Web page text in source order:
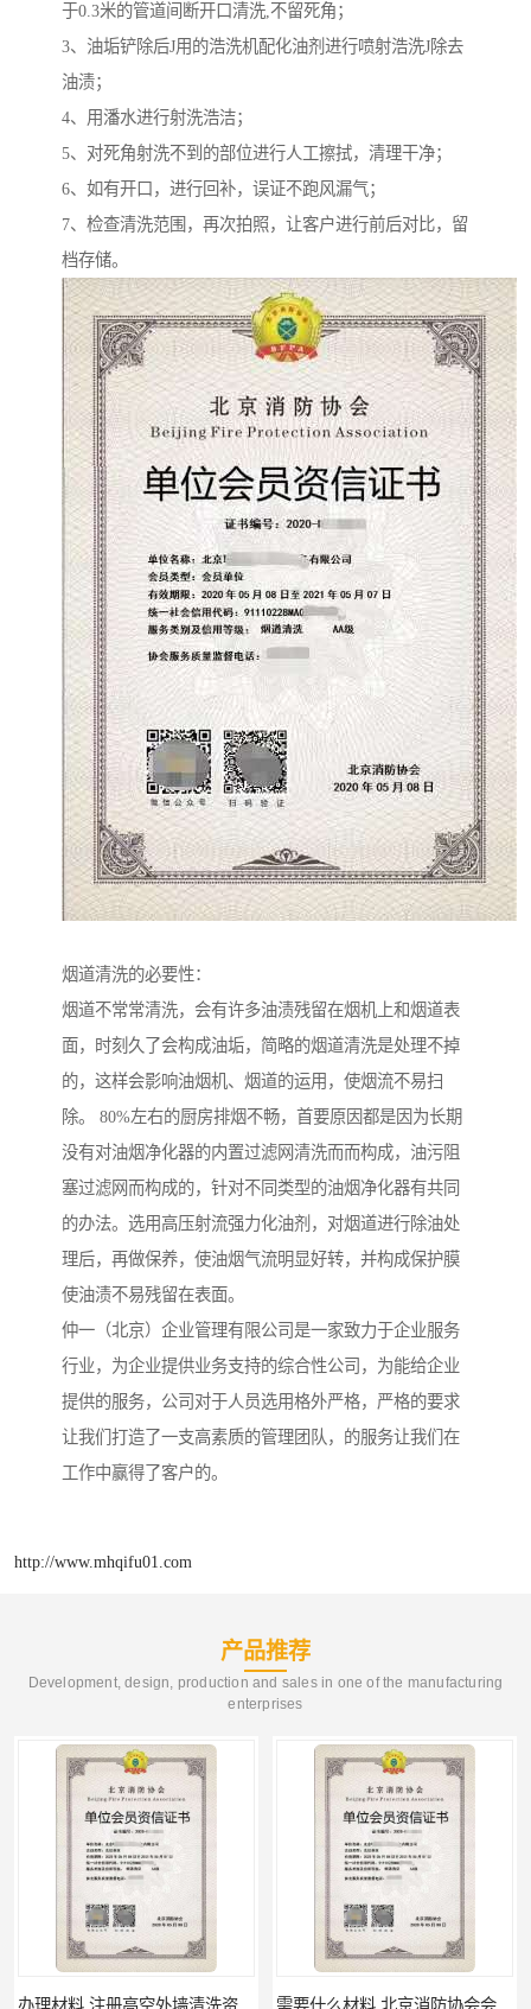
于0.3米的管道间断开口清洗,不留死角；
3、油垢铲除后J用的浩洗机配化油剂进行喷射浩洗J除去
油渍；
4、用潘水进行射洗浩洁；
5、对死角射洗不到的部位进行人工擦拭，清理干净；
6、如有开口，进行回补，误证不跑风漏气；
7、检查清洗范围，再次拍照，让客户进行前后对比，留
档存储。
烟道清洗的必要性：
烟道不常常清洗，会有许多油渍残留在烟机上和烟道表
面，时刻久了会构成油垢，简略的烟道清洗是处理不掉
的，这样会影响油烟机、烟道的运用，使烟流不易扫
除。 80%左右的厨房排烟不畅，首要原因都是因为长期
没有对油烟净化器的内置过滤网清洗而而构成，油污阻
塞过滤网而构成的，针对不同类型的油烟净化器有共同
的办法。选用高压射流强力化油剂，对烟道进行除油处
理后，再做保养，使油烟气流明显好转，并构成保护膜
使油渍不易残留在表面。
仲一（北京）企业管理有限公司是一家致力于企业服务
行业，为企业提供业务支持的综合性公司，为能给企业
提供的服务，公司对于人员选用格外严格，严格的要求
让我们打造了一支高素质的管理团队，的服务让我们在
工作中赢得了客户的。
http://www.mhqifu01.com
产品推荐
Development, design, production and sales in one of the manufacturing
enterprises
办理材料 注册高空外墙清洗资质所需材料 需要什么材料 北京消防协会会员证有什么要求